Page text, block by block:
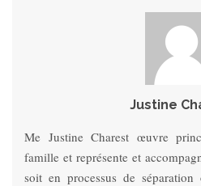
Justine
Me Justine Charest œuvre
famille et représente et
soit en processus de